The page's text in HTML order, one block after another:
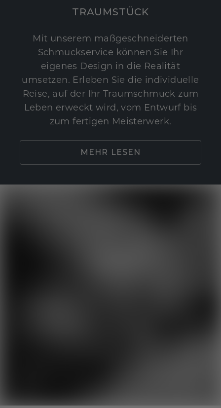
TRAUMSTÜCK
Mit unserem maßgeschneiderten
Schmuckservice können Sie Ihr
eigenes Design in die Realität
umsetzen. Erleben Sie die individuelle
Reise, auf der Ihr Traumschmuck zum
Leben erweckt wird, vom Entwurf bis
zum fertigen Meisterwerk.
MEHR LESEN